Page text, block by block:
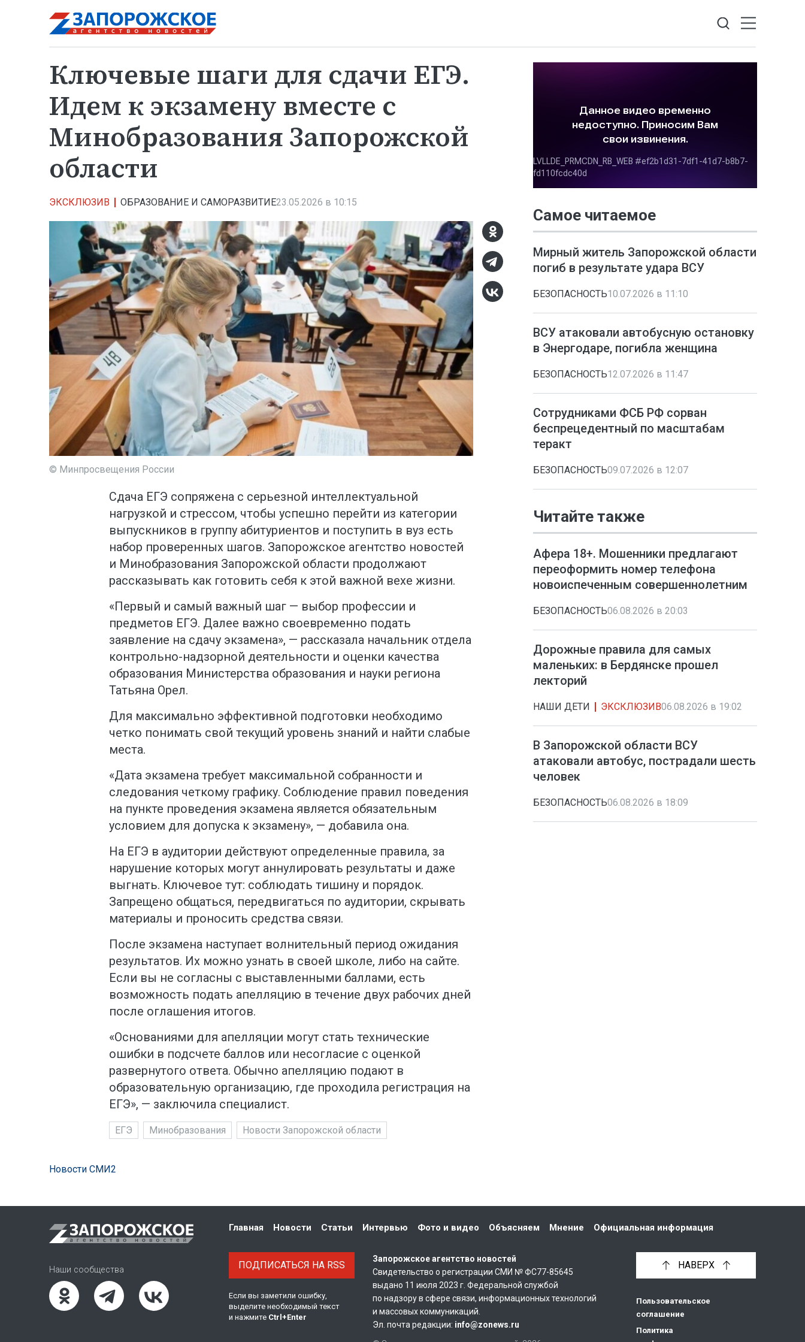
Ключевые шаги для сдачи ЕГЭ.
Идем к экзамену вместе с
Минобразования Запорожской
области
ЭКСКЛЮЗИВ ОБРАЗОВАНИЕ И САМОРАЗВИТИЕ23.05.2026 в 10:15
© Минпросвещения России
Сдача ЕГЭ сопряжена с серьезной интеллектуальной
нагрузкой и стрессом, чтобы успешно перейти из категории
выпускников в группу абитуриентов и поступить в вуз есть
набор проверенных шагов. Запорожское агентство новостей
и Минобразования Запорожской области продолжают
рассказывать как готовить себя к этой важной вехе жизни.
«Первый и самый важный шаг — выбор профессии и
предметов ЕГЭ. Далее важно своевременно подать
заявление на сдачу экзамена», — рассказала начальник отдела
контрольно-надзорной деятельности и оценки качества
образования Министерства образования и науки региона
Татьяна Орел.
Для максимально эффективной подготовки необходимо
четко понимать свой текущий уровень знаний и найти слабые
места.
«Дата экзамена требует максимальной собранности и
следования четкому графику. Соблюдение правил поведения
на пункте проведения экзамена является обязательным
условием для допуска к экзамену», — добавила она.
На ЕГЭ в аудитории действуют определенные правила, за
нарушение которых могут аннулировать результаты и даже
выгнать. Ключевое тут: соблюдать тишину и порядок.
Запрещено общаться, передвигаться по аудитории, скрывать
материалы и проносить средства связи.
После экзамена наступает волнительный период ожидания
результатов. Их можно узнать в своей школе, либо на сайте.
Если вы не согласны с выставленными баллами, есть
возможность подать апелляцию в течение двух рабочих дней
после оглашения итогов.
«Основаниями для апелляции могут стать технические
ошибки в подсчете баллов или несогласие с оценкой
развернутого ответа. Обычно апелляцию подают в
образовательную организацию, где проходила регистрация на
ЕГЭ», — заключила специалист.
ЕГЭ Минобразования Новости Запорожской области
Самое читаемое
Мирный житель Запорожской области
погиб в результате удара ВСУ
БЕЗОПАСНОСТЬ10.07.2026 в 11:10
ВСУ атаковали автобусную остановку
в Энергодаре, погибла женщина
БЕЗОПАСНОСТЬ12.07.2026 в 11:47
Сотрудниками ФСБ РФ сорван
беспрецедентный по масштабам
теракт
БЕЗОПАСНОСТЬ09.07.2026 в 12:07
Читайте также
Афера 18+. Мошенники предлагают
переоформить номер телефона
новоиспеченным совершеннолетним
БЕЗОПАСНОСТЬ06.08.2026 в 20:03
Дорожные правила для самых
маленьких: в Бердянске прошел
лекторий
НАШИ ДЕТИ ЭКСКЛЮЗИВ06.08.2026 в 19:02
В Запорожской области ВСУ
атаковали автобус, пострадали шесть
человек
БЕЗОПАСНОСТЬ06.08.2026 в 18:09
Новости СМИ2
НАВЕРХ
Наши сообщества ПОДПИСАТЬСЯ НА RSS
Если вы заметили ошибку,
выделите необходимый текст
и нажмите Ctrl +Enter
Главная Новости Статьи Интервью Фото и видео Объясняем Мнение Официальная информация
Пользовательское
соглашение
Политика
Запорожское агентство новостей
Свидетельство о регистрации СМИ № ФС77-85645
выдано 11 июля 2023 г. Федеральной службой
по надзору в сфере связи, информационных технологий
и массовых коммуникаций.
Эл. почта редакции: info@zonews.ru